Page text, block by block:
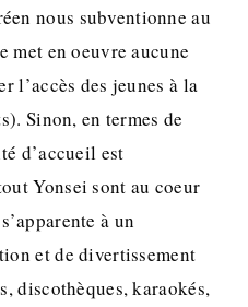
nous subventionne au
met en oeuvre aucune
l’accès des jeunes à la
Sinon, en termes de
d’accueil est
Yonsei sont au coeur
à un
et de divertissement
discothèques, karaokés,